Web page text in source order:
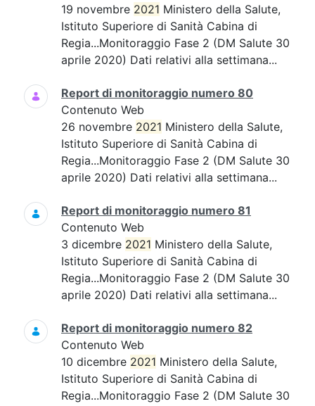
19 novembre 2021 Ministero della Salute,
Istituto Superiore di Sanità Cabina di
Regia...Monitoraggio Fase 2 (DM Salute 30
aprile 2020) Dati relativi alla settimana...
Report di monitoraggio numero 80
Contenuto Web
26 novembre 2021 Ministero della Salute,
Istituto Superiore di Sanità Cabina di
Regia...Monitoraggio Fase 2 (DM Salute 30
aprile 2020) Dati relativi alla settimana...
Report di monitoraggio numero 81
Contenuto Web
3 dicembre 2021 Ministero della Salute,
Istituto Superiore di Sanità Cabina di
Regia...Monitoraggio Fase 2 (DM Salute 30
aprile 2020) Dati relativi alla settimana...
Report di monitoraggio numero 82
Contenuto Web
10 dicembre 2021 Ministero della Salute,
Istituto Superiore di Sanità Cabina di
Regia...Monitoraggio Fase 2 (DM Salute 30